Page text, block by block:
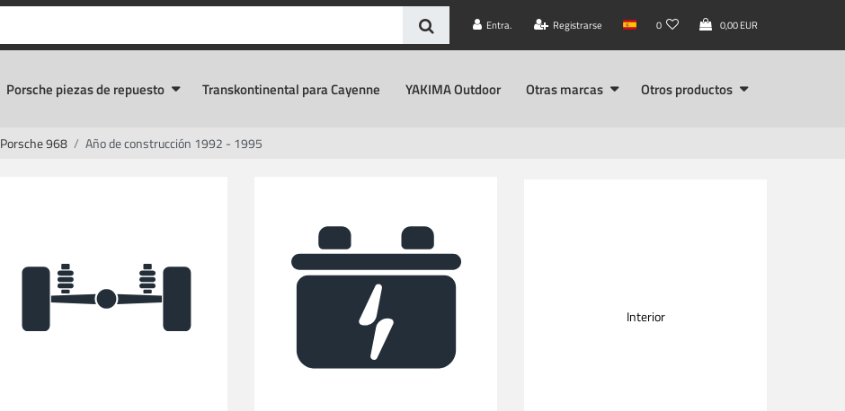
Entra. Registrarse 0 0,00 EUR
Porsche piezas de repuesto Transkontinental para Cayenne YAKIMA Outdoor Otras marcas Otros productos
Porsche 968 Año de construcción 1992 - 1995
Interior